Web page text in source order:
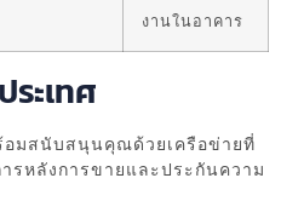
งานในอาคาร
ะเทศ
อมสนับสนุนคุณด้วยเครือข่ายที่
รหลังการขายและประกันความ